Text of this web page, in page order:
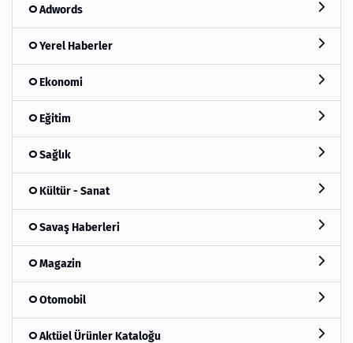
Adwords
Yerel Haberler
Ekonomi
Eğitim
Sağlık
Kültür - Sanat
Savaş Haberleri
Magazin
Otomobil
Aktüel Ürünler Kataloğu